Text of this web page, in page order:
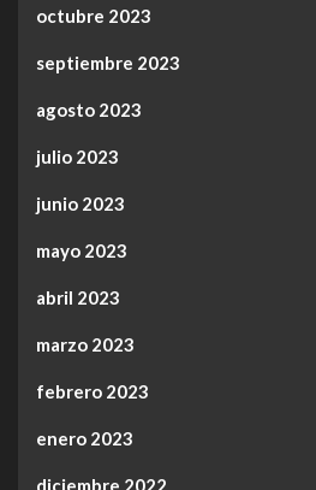
octubre 2023
septiembre 2023
agosto 2023
julio 2023
junio 2023
mayo 2023
abril 2023
marzo 2023
febrero 2023
enero 2023
diciembre 2022